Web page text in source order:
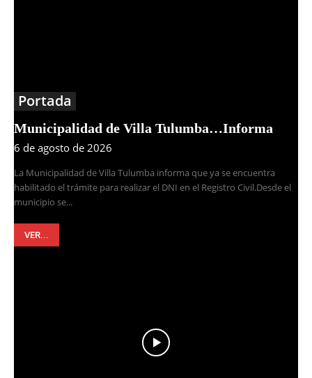
Portada
Municipalidad de Villa Tulumba…Informa
6 de agosto de 2026
La Municipalidad de Villa Tulumba informa que ya se encuentra
habilitado el trámite para realizar el DNI en el Registro Civil.Desde el
municipio se...
VER...